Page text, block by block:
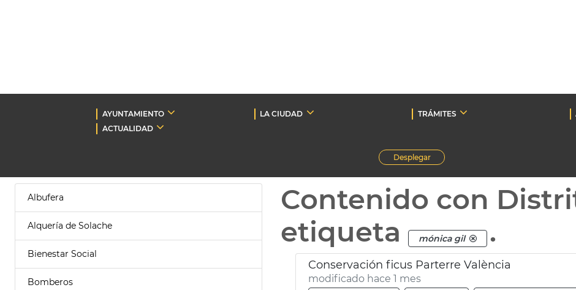
AYUNTAMIENTO LA CIUDAD TRÁMITES
ACTUALIDAD
Desplegar
Albufera
Alquería de Solache
Bienestar Social
Bomberos
Contenido con
etiqueta
mónica gil .
Conservación ficus Parterre València
modificado hace 1 mes